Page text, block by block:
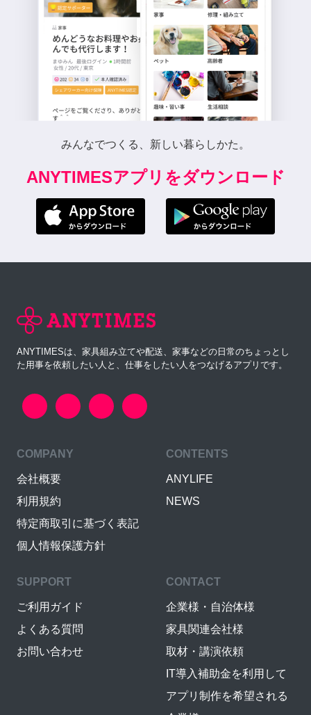
みんなでつくる、新しい暮らしかた。
ANYTIMESアプリをダウンロード
ANYTIMESは、家具組み立てや配送、家事などの日常のちょっとし
た用事を依頼したい人と、仕事をしたい人をつなげるアプリです。
COMPANY
会社概要
利用規約
特定商取引に基づく表記
個人情報保護方針
CONTENTS
ANYLIFE
NEWS
SUPPORT
ご利用ガイド
よくある質問
お問い合わせ
CONTACT
企業様・自治体様
家具関連会社様
取材・講演依頼
IT導入補助金を利用して
アプリ制作を希望される